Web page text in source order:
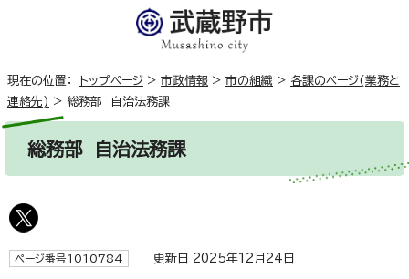
現在の位置： トップページ > 市政情報 > 市の組織 > 各課のページ(業務と
連絡先) > 総務部 自治法務課
総務部 自治法務課
ページ番号1010784 更新日 2025年12月24日